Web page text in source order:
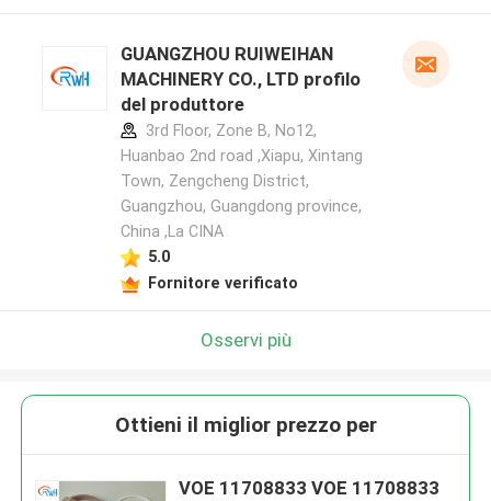
GUANGZHOU RUIWEIHAN
MACHINERY CO., LTD profilo
del produttore
3rd Floor, Zone B, No12,
Huanbao 2nd road ,Xiapu, Xintang
Town, Zengcheng District,
Guangzhou, Guangdong province,
China ,La CINA
5.0
Fornitore verificato
Osservi più
Ottieni il miglior prezzo per
VOE 11708833 VOE 11708833